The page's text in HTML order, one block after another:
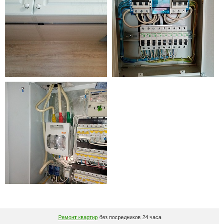
Ремонт квартирбез посредников 24 часа